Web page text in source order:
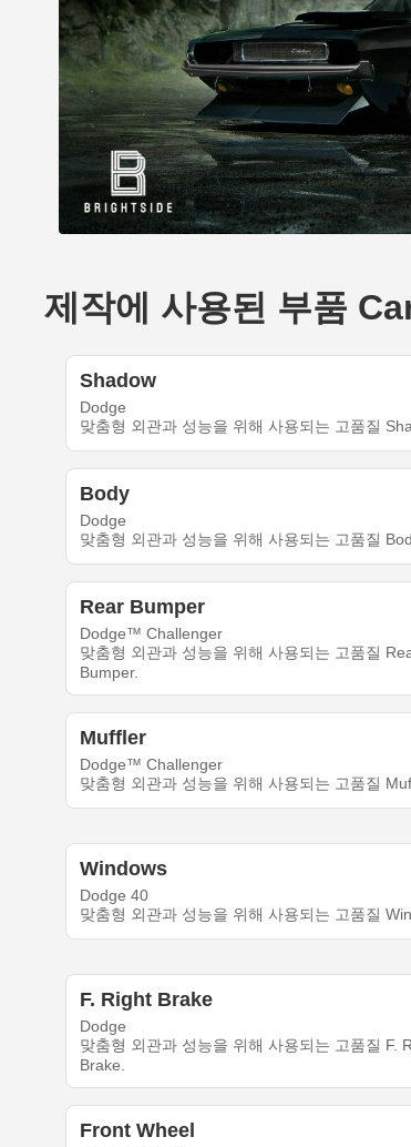
제작에 사용된 부품
Shadow
Dodge
맞춤형 외관과 성능을 위해 사용되는 고품질
Body
Dodge
맞춤형 외관과 성능을 위해 사용되는 고품질
Rear Bumper
Dodge™ Challenger
맞춤형 외관과 성능을 위해 사용되는 고품질
Bumper.
Muffler
Dodge™ Challenger
맞춤형 외관과 성능을 위해 사용되는 고품질
Windows
Dodge 40
맞춤형 외관과 성능을 위해 사용되는 고품질
F. Right Brake
Dodge
맞춤형 외관과 성능을 위해 사용되는 고품질 F.
Brake.
Front Wheel